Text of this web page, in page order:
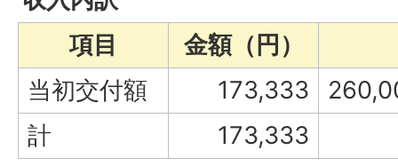
項目
金額（円）
当初交付額
173,333
計
173,333